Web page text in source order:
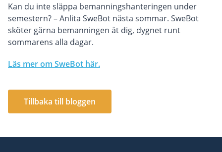
Kan du inte släppa bemanningshanteringen under
semestern? – Anlita SweBot nästa sommar. SweBot
sköter gärna bemanningen åt dig, dygnet runt
sommarens alla dagar.
Läs mer om SweBot här.
Tillbaka till bloggen